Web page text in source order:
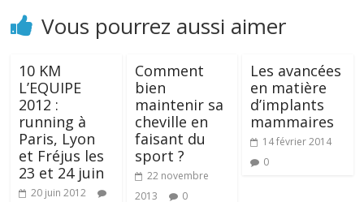
Vous pourrez aussi aimer
10 KM
L’EQUIPE
2012 :
running à
Paris, Lyon
et Fréjus les
23 et 24 juin
20 juin 2012
Comment
bien
maintenir sa
cheville en
faisant du
sport ?
22 novembre
2013
0
Les avancées
en matière
d’implants
mammaires
14 février 2014
0